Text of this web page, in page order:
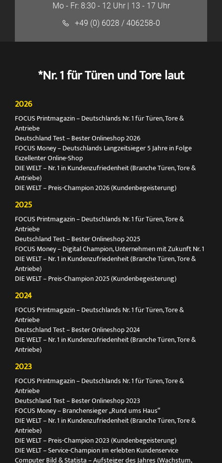
Mo - Fr: 8:30 - 12 Uhr | 13 - 17 Uhr
+49 (0) 6028 / 406258-0
*Nr. 1 für Türen und Tore laut
2026
FOCUS Printmagazin – Deutschlands Nr. 1 für Türen, Tore &
Antriebe
Deutschland Test – Bester Onlineshop 2026
FOCUS Money – Deutschlands Langzeitsieger 5 Jahre in Folge
Exzellenter Online-Shop
DIE WELT – Nr. 1 in Kundenzufriedenheit (Branche Türen, Tore &
Antriebe)
DIE WELT – Preis-Champion 2026 (Kundenbegeisterung)
2025
FOCUS Printmagazin – Deutschlands Nr. 1 für Türen, Tore &
Antriebe
Deutschland Test – Bester Onlineshop 2025
FOCUS Money – Digital Champion, Unternehmen mit Zukunft Nr. 1
DIE WELT – Nr. 1 in Kundenzufriedenheit (Branche Türen, Tore &
Antriebe)
DIE WELT – Preis-Champion 2025 (Kundenbegeisterung)
2024
FOCUS Printmagazin – Deutschlands Nr. 1 für Türen, Tore &
Antriebe
Deutschland Test – Bester Onlineshop 2024
DIE WELT – Nr. 1 in Kundenzufriedenheit (Branche Türen, Tore &
Antriebe)
2023
FOCUS Printmagazin – Deutschlands Nr. 1 für Türen, Tore &
Antriebe
Deutschland Test – Bester Onlineshop 2023
FOCUS Money – Branchensieger „Rund ums Haus“
DIE WELT – Nr. 1 in Kundenzufriedenheit (Branche Türen, Tore &
Antriebe)
DIE WELT – Preis-Champion 2023 (Kundenbegeisterung)
DIE WELT – Service-Champion im erlebten Kundenservice
Computer Bild & Statista – Aufsteiger des Jahres (Wachstum,